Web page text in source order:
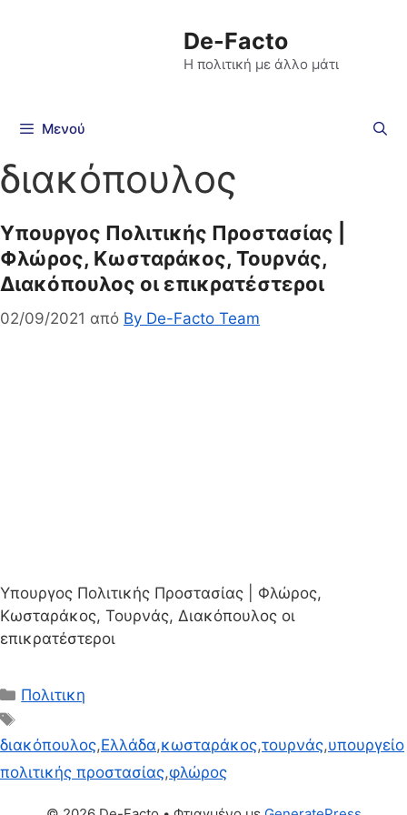
De-Facto
Η πολιτική με άλλο μάτι
Μενού
διακόπουλος
Υπουργος Πολιτικής Προστασίας |
Φλώρος, Κωσταράκος, Τουρνάς,
Διακόπουλος οι επικρατέστεροι
02/09/2021 από By De-Facto Team
Υπουργος Πολιτικής Προστασίας | Φλώρος,
Κωσταράκος, Τουρνάς, Διακόπουλος οι
επικρατέστεροι
Κατηγορίες
Πολιτικη
διακόπουλος,Ελλάδα,κωσταράκος,τουρνάς,υπουργείο
πολιτικής προστασίας,φλώρος